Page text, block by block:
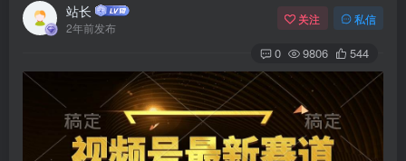
站长
2年前发布
关注 私信
0 9806 544